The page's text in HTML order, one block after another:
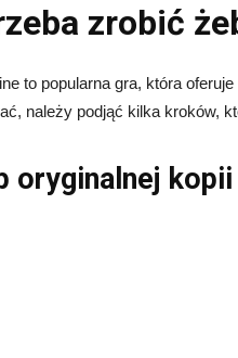
zrobić
to popularna gra, która
należy podjąć kilka kroków,
oryginalnej